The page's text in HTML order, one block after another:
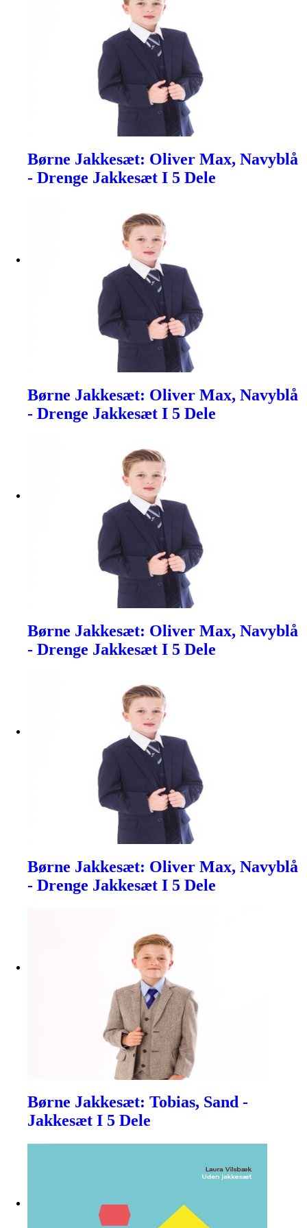
Børne Jakkesæt: Oliver Max, Navyblå
- Drenge Jakkesæt I 5 Dele
Børne Jakkesæt: Oliver Max, Navyblå
- Drenge Jakkesæt I 5 Dele
Børne Jakkesæt: Oliver Max, Navyblå
- Drenge Jakkesæt I 5 Dele
Børne Jakkesæt: Oliver Max, Navyblå
- Drenge Jakkesæt I 5 Dele
Børne Jakkesæt: Tobias, Sand -
Jakkesæt I 5 Dele